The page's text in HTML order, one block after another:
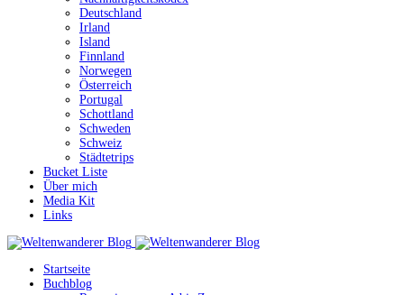
Deutschland
Irland
Island
Finnland
Norwegen
Österreich
Portugal
Schottland
Schweden
Schweiz
Städtetrips
Bucket Liste
Über mich
Media Kit
Links
Startseite
Buchblog